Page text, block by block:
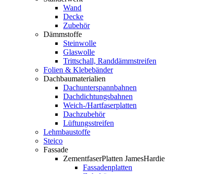
Wand
Decke
Zubehör
Dämmstoffe
Steinwolle
Glaswolle
Trittschall, Randdämmstreifen
Folien & Klebebänder
Dachbaumaterialien
Dachunterspannbahnen
Dachdichtungsbahnen
Weich-/Hartfaserplatten
Dachzubehör
Lüftungsstreifen
Lehmbaustoffe
Steico
Fassade
ZementfaserPlatten JamesHardie
Fassadenplatten